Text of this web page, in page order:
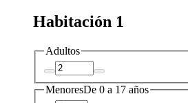
Habitación 1
Adultos
MenoresDe 0 a 17 años